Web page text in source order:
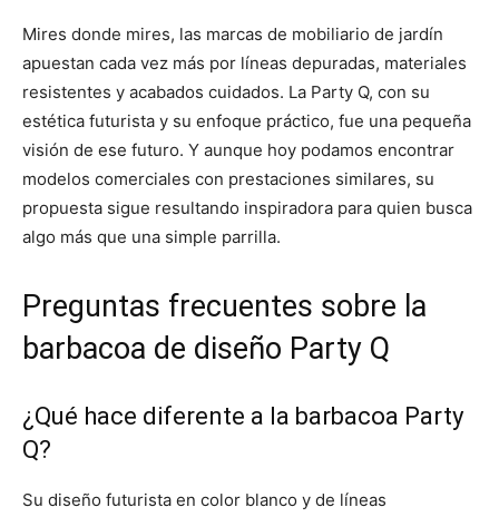
Mires donde mires, las marcas de mobiliario de jardín
apuestan cada vez más por líneas depuradas, materiales
resistentes y acabados cuidados. La Party Q, con su
estética futurista y su enfoque práctico, fue una pequeña
visión de ese futuro. Y aunque hoy podamos encontrar
modelos comerciales con prestaciones similares, su
propuesta sigue resultando inspiradora para quien busca
algo más que una simple parrilla.
Preguntas frecuentes sobre la
barbacoa de diseño Party Q
¿Qué hace diferente a la barbacoa Party
Q?
Su diseño futurista en color blanco y de líneas